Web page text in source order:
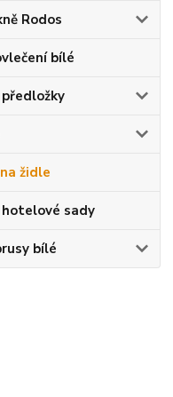
Rodos
bílé
židle
sady
bílé